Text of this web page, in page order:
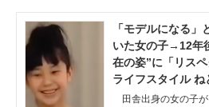
「モデルになる
いた女の子→12
在の姿”に「リス
ライフスタイル ね
田舎出身の女の子